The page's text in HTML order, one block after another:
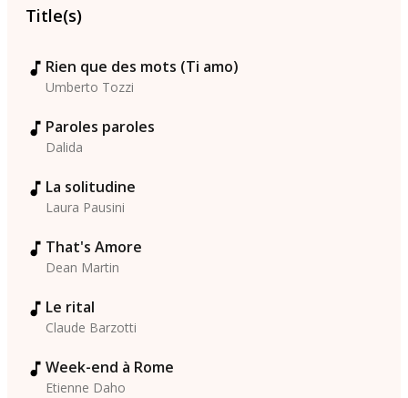
Title(s)
Rien que des mots (Ti amo)
Umberto Tozzi
Paroles paroles
Dalida
La solitudine
Laura Pausini
That's Amore
Dean Martin
Le rital
Claude Barzotti
Week-end à Rome
Etienne Daho